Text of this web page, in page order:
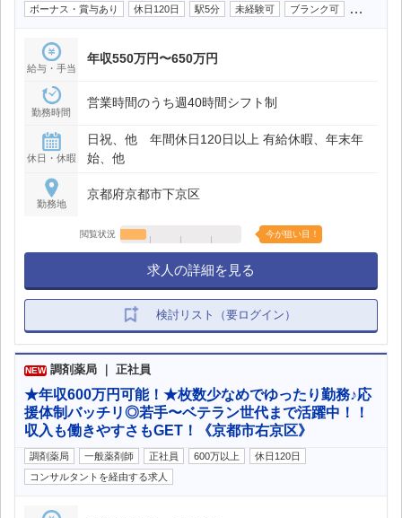
ボーナス・賞与あり
休日120日 駅5分 未経験可 ブランク可 …
給与・手当
年収550万円〜650万円
勤務時間
営業時間のうち週40時間シフト制
休日・休暇
日祝、他 年間休日120日以上 有給休暇、年末年
始、他
勤務地
京都府京都市下京区
閲覧状況 今が狙い目！
求人の詳細を見る
検討リスト（要ログイン）
NEW 調剤薬局 ｜ 正社員
★年収600万円可能！★枚数少なめでゆったり勤務♪応
援体制バッチリ◎若手〜ベテラン世代まで活躍中！！
収入も働きやすさもGET！《京都市右京区》
調剤薬局 一般薬剤師 正社員 600万以上
休日120日
コンサルタントを経由する求人